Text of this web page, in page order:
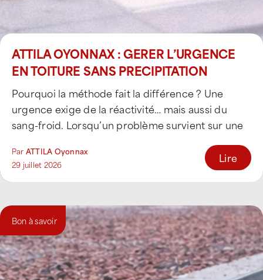
ATTILA OYONNAX : GERER L’URGENCE
EN TOITURE SANS PRECIPITATION
Pourquoi la méthode fait la différence ? Une
urgence exige de la réactivité… mais aussi du
sang-froid. Lorsqu’un problème survient sur une
Par ATTILA Oyonnax
29 juillet 2026
Lire
Bon à savoir